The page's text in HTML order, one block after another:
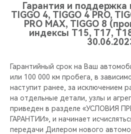
КРОССОВЕРЫ
КРЕДИТ И СТРАХОВАНИЕ
ЗАПЧАСТИ И АКСЕССУАРЫ
CHERY CONNECT
О БРЕНДЕ
ЛЮДИ CHERY
БЛАГОТВОРИТЕЛЬНОСТЬ
CHERY REMOTE
КРЕДИТ
МЫ В СОЦСЕТЯХ
Гарантия и поддержка
TIGGO 4, TIGGO 4 PRO,
PRO MAX, TIGGO 8
индексы T15, T17,
Гарантийный срок на Ваш
или 100 000 км пробега, в
наступит ранее, за исключением
на отдельные детали, узлы и
приведен в разделе «УСЛОВИЯ
ГАРАНТИИ», и начинает
передачи Дилером нового